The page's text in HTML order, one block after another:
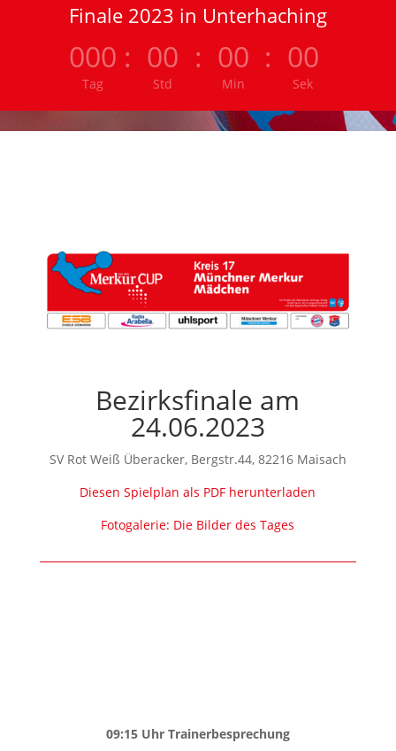
Finale 2023 in Unterhaching
000
Tag
: 00
Std
: 00
Min
: 00
Sek
Bezirksfinale am
24.06.2023
SV Rot Weiß Überacker, Bergstr.44, 82216 Maisach
Diesen Spielplan als PDF herunterladen
Fotogalerie: Die Bilder des Tages
09:15 Uhr Trainerbesprechung